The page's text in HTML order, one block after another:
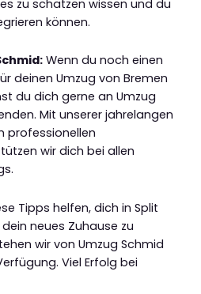
zu schätzen wissen und du
können.
Wenn du noch einen
deinen Umzug von Bremen
du dich gerne an Umzug
Mit unserer jahrelangen
professionellen
wir dich bei allen
Tipps helfen, dich in Split
neues Zuhause zu
wir von Umzug Schmid
Viel Erfolg bei